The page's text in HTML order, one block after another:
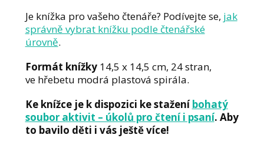
Je knížka pro vašeho čtenáře? Podívejte se, jak
správně vybrat knížku podle čtenářské
úrovně.
Formát knížky14,5 x 14,5 cm, 24 stran,
ve hřebetu modrá plastová spirála.
Ke knížce je k dispozici ke staženíbohatý
soubor aktivit – úkolů pro čtení i psaní. Aby
to bavilo děti i vás ještě více!